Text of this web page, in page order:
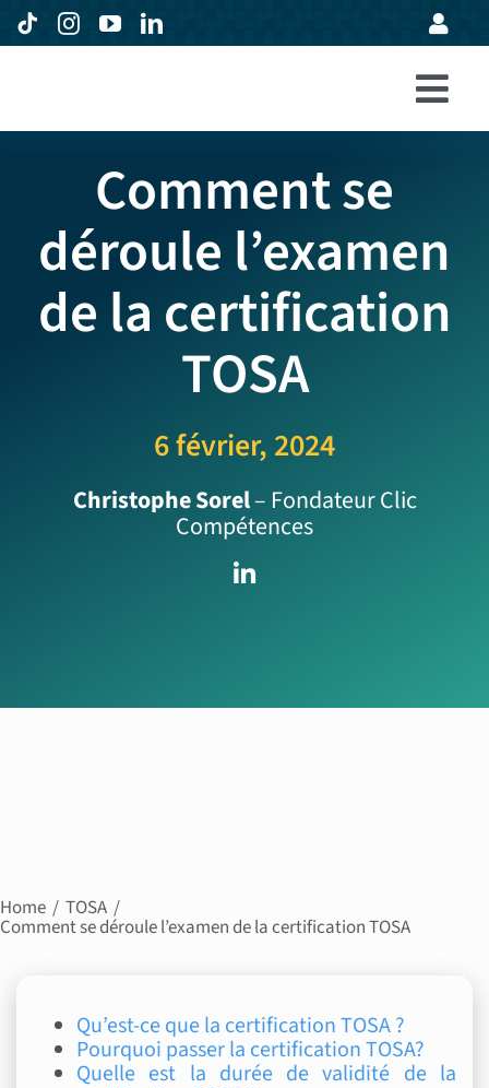
Passer
au
Formations
Entreprises
Avis
À propos
Comment se
déroule l’examen
de la certification
TOSA
6 février, 2024
Christophe Sorel– Fondateur Clic
Compétences
Home TOSA
Comment se déroule l’examen de la certification TOSA
Qu’est-ce que la certification TOSA ?
Pourquoi passer la certification TOSA?
Quelle est la durée de validité de la